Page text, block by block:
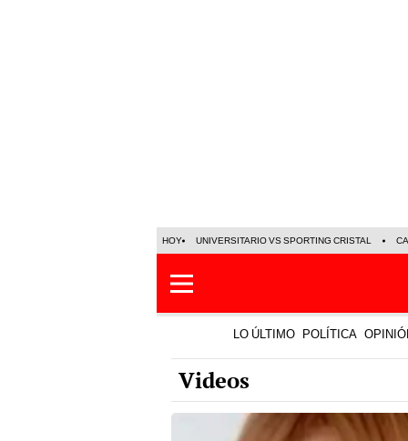
HOY UNIVERSITARIO VS SPORTING CRISTAL
LO ÚLTIMO POLÍTICA
Videos